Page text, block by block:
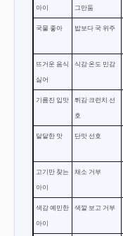
아이
그만둠
국물 좋아 밥보다 국 위주
뜨거운 음식
싫어
식감·온도 민감
기름진 입맛
튀김·크런치 선
호
달달한 맛 단맛 선호
고기만 찾는
아이
채소 거부
색감 예민한
아이
색깔 보고 거부